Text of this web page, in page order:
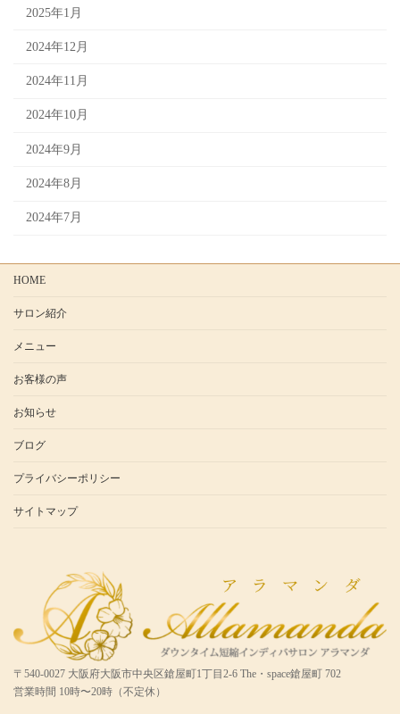
2025年1月
2024年12月
2024年11月
2024年10月
2024年9月
2024年8月
2024年7月
HOME
サロン紹介
メニュー
お客様の声
お知らせ
ブログ
プライバシーポリシー
サイトマップ
〒540-0027 大阪府大阪市中央区鎗屋町1丁目2-6 The・space鎗屋町 702
営業時間 10時〜20時（不定休）